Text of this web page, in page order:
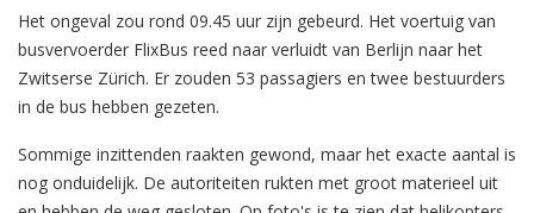
Het ongeval zou rond 09.45 uur zijn gebeurd. Het voertuig van
busvervoerder FlixBus reed naar verluidt van Berlijn naar het
Zwitserse Zürich. Er zouden 53 passagiers en twee bestuurders
in de bus hebben gezeten.
Sommige inzittenden raakten gewond, maar het exacte aantal is
nog onduidelijk. De autoriteiten rukten met groot materieel uit